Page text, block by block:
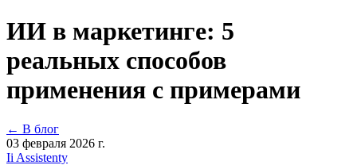
ИИ в маркетинге: 5
реальных способов
применения с примерами
← В блог
03 февраля 2026 г.
Ii Assistenty